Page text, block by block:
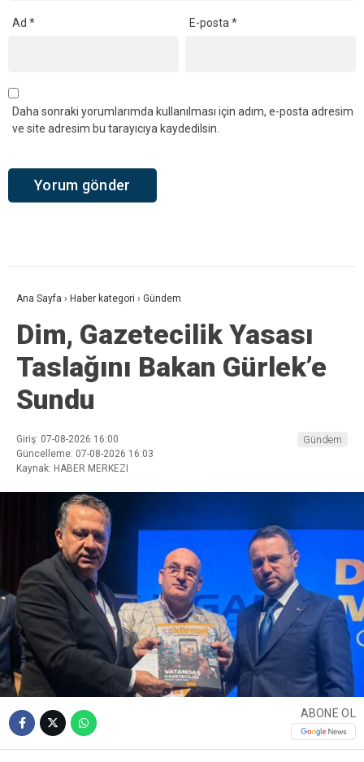
Ad * E-posta*
Daha sonraki yorumlarımda kullanılması için adım, e-posta adresim
ve site adresim bu tarayıcıya kaydedilsin.
Ana Sayfa › Haber kategori › Gündem
Dim, Gazetecilik Yasası
Taslağını Bakan Gürlek’e
Sundu
Giriş: 07-08-2026 16:00
Güncelleme: 07-08-2026 16:03
Kaynak: HABER MERKEZI
Gündem
ABONE OL